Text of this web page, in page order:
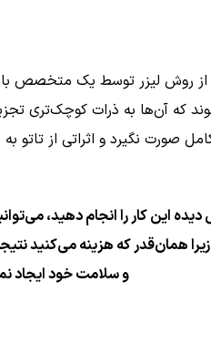
از روش لیزر توسط یک
که آن‌ها به ذرات کوچک‌تری
صورت نگیرد و اثراتی از تاتو
کار را انجام دهید،
زیرا همان‌قدر که هزینه
و سلامت خود ایجاد